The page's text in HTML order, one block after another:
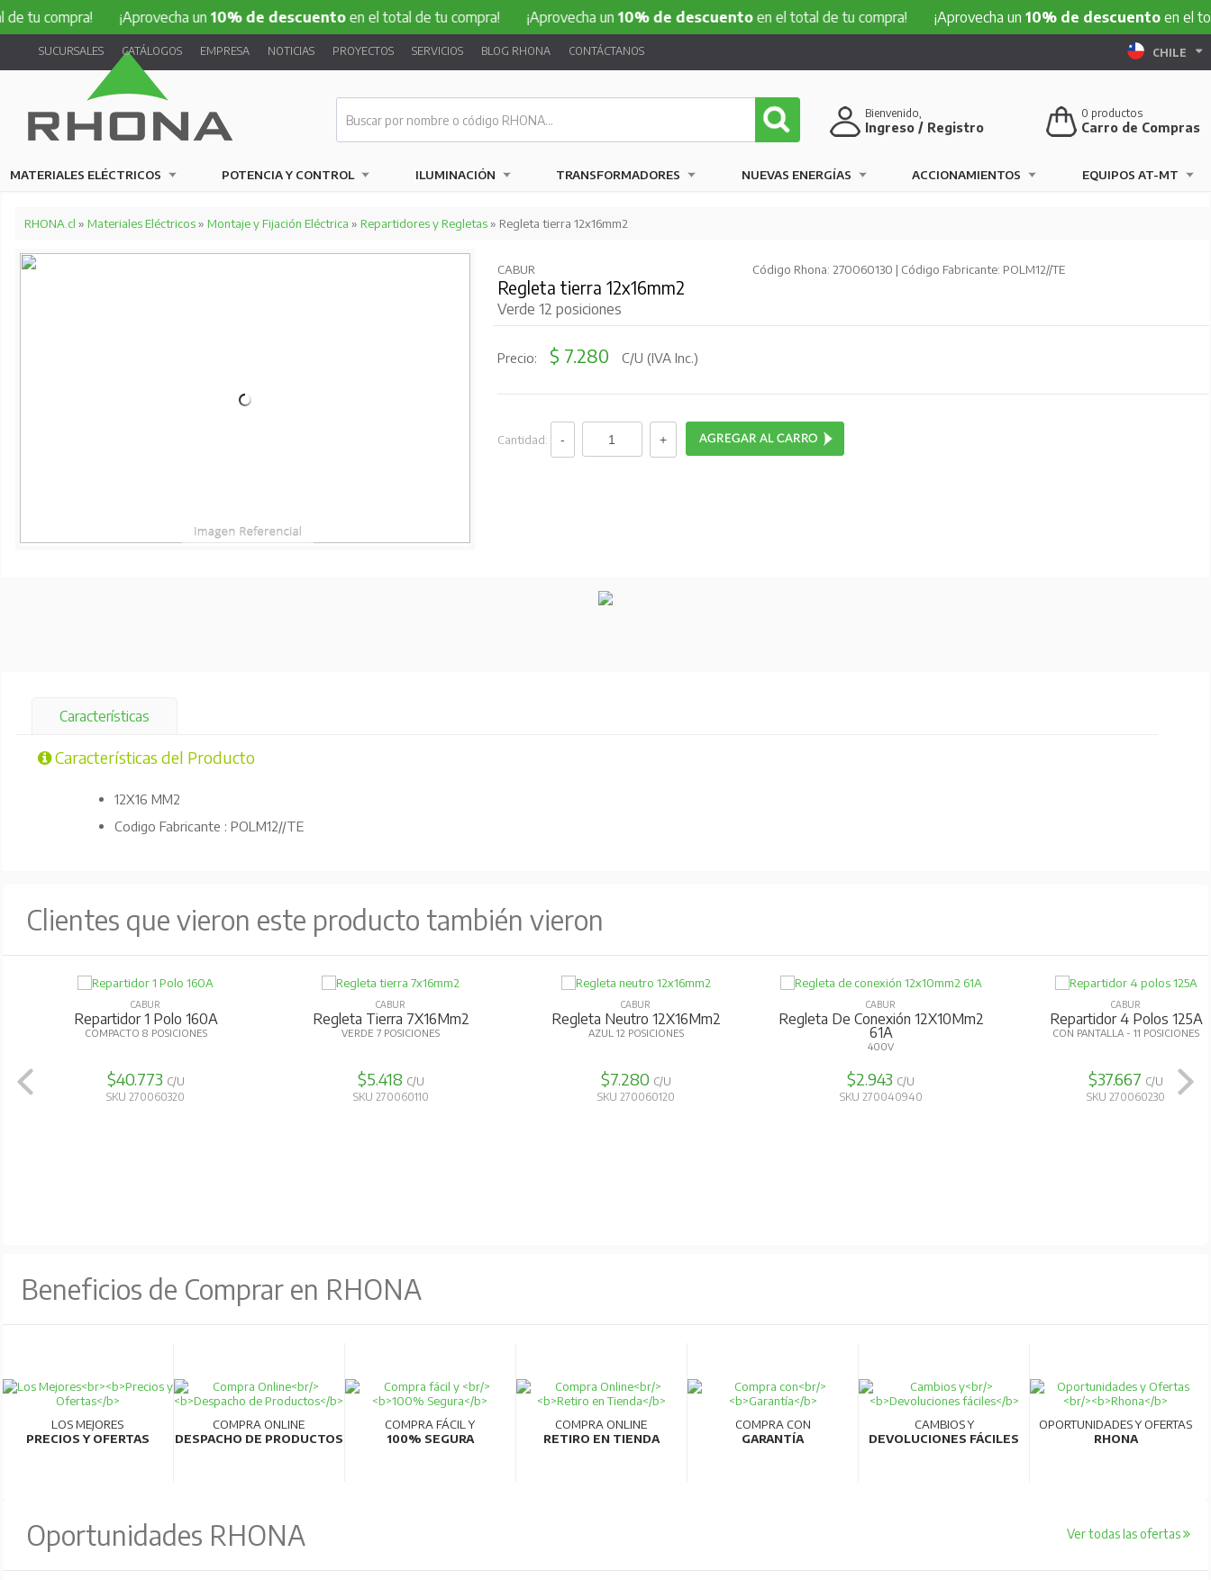
¡Aprovecha un10% de descuentoen el total de tu compra! ¡Aprovecha un10% de descuentoen el total de tu compra! ¡Aprovecha un10% de descuentoen el total de tu
SUCURSALES CATÁLOGOS EMPRESA NOTICIAS PROYECTOS SERVICIOS BLOG RHONA CONTÁCTANOS CHILE
0 productos
Carro de Compras
Bienvenido,
Ingreso / Registro
MATERIALES ELÉCTRICOS POTENCIA Y CONTROL ILUMINACIÓN TRANSFORMADORES NUEVAS ENERGÍAS ACCIONAMIENTOS EQUIPOS AT-MT
RHONA.cl » Materiales Eléctricos» Montaje y Fijación Eléctrica » Repartidores y Regletas» Regleta tierra 12x16mm2
CABUR Código Rhona: 270060130 | Código Fabricante: POLM12//TE
Regleta tierra 12x16mm2
Verde 12 posiciones
Precio: $ 7.280 C/U (IVA Inc.)
Cantidad:
Características
Características del Producto
12X16 MM2
Codigo Fabricante : POLM12//TE
Clientes que vieron este producto también vieron
CABUR
Repartidor 1 Polo 160A
COMPACTO 8 POSICIONES
$40.773 C/U
SKU 270060320
CABUR
Regleta Tierra 7X16Mm2
VERDE 7 POSICIONES
$5.418 C/U
SKU 270060110
CABUR
Regleta Neutro 12X16Mm2
AZUL 12 POSICIONES
$7.280 C/U
SKU 270060120
CABUR
Regleta De Conexión 12X10Mm2
61A
400V
$2.943 C/U
SKU 270040940
CABUR
Repartidor 4 Polos 125A
CON PANTALLA - 11 POSICIONES
$37.667 C/U
SKU 270060230
Beneficios de Comprar en RHONA
LOS MEJORES
PRECIOS Y OFERTAS
COMPRA ONLINE
DESPACHO DE PRODUCTOS
COMPRA FÁCIL Y
100% SEGURA
COMPRA ONLINE
RETIRO EN TIENDA
COMPRA CON
GARANTÍA
CAMBIOS Y
DEVOLUCIONES FÁCILES
OPORTUNIDADES Y OFERTAS
RHONA
Oportunidades RHONA Ver todas las ofertas